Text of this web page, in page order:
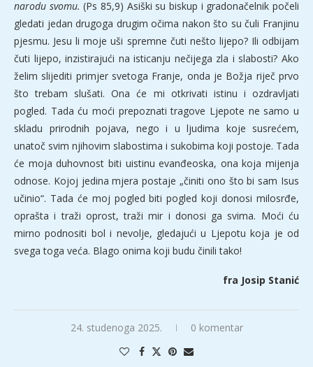
narodu svomu. (Ps 85,9) Asiški su biskup i gradonačelnik počeli
gledati jedan drugoga drugim očima nakon što su čuli Franjinu
pjesmu. Jesu li moje uši spremne čuti nešto lijepo? Ili odbijam
čuti lijepo, inzistirajući na isticanju nečijega zla i slabosti? Ako
želim slijediti primjer svetoga Franje, onda je Božja riječ prvo
što trebam slušati. Ona će mi otkrivati istinu i ozdravljati
pogled. Tada ću moći prepoznati tragove Ljepote ne samo u
skladu prirodnih pojava, nego i u ljudima koje susrećem,
unatoč svim njihovim slabostima i sukobima koji postoje. Tada
će moja duhovnost biti uistinu evanđeoska, ona koja mijenja
odnose. Kojoj jedina mjera postaje „činiti ono što bi sam Isus
učinio“. Tada će moj pogled biti pogled koji donosi milosrđe,
oprašta i traži oprost, traži mir i donosi ga svima. Moći ću
mirno podnositi bol i nevolje, gledajući u Ljepotu koja je od
svega toga veća. Blago onima koji budu činili tako!
fra Josip Stanić
24. studenoga 2025. 0 komentar